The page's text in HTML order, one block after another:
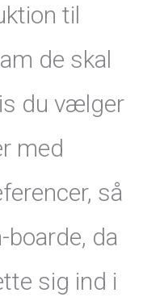
til
de skal
du vælger
med
så
boarde, da
sig ind i